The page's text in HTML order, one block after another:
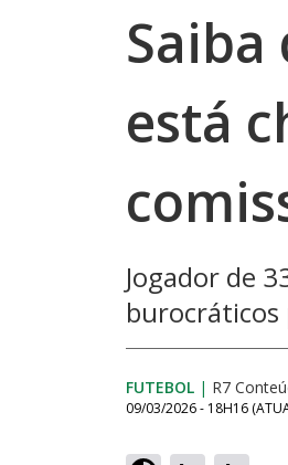
está
Jogador de
FUTEBOL | R7
09/03/2026 - 18H16